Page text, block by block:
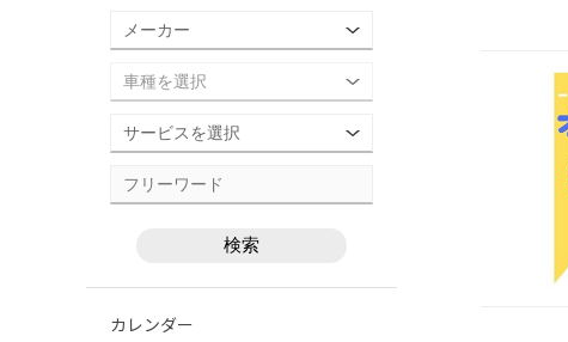
カレンダー